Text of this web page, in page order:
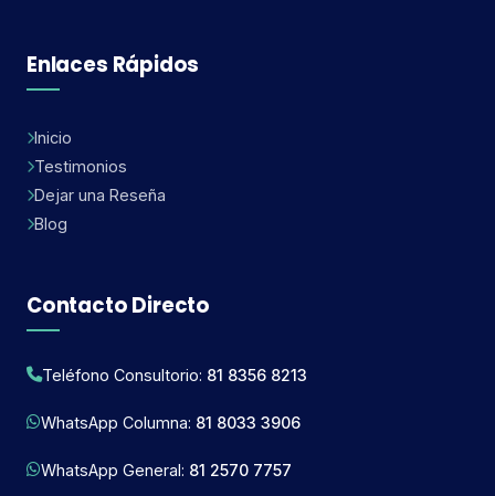
Enlaces Rápidos
Inicio
Testimonios
Dejar una Reseña
Blog
Contacto Directo
Teléfono Consultorio: 81 8356 8213
WhatsApp Columna: 81 8033 3906
WhatsApp General: 81 2570 7757